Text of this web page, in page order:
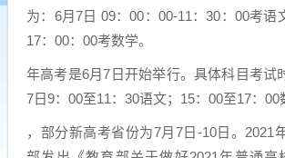
为：6月7日 09：00：00-11：30：00考语
17：00：00考数学。
年高考是6月7日开始举行。具体科目考试
7日9：00至11：30语文；15：00至17：00
，部分新高考省份为7月7日-10日。2021